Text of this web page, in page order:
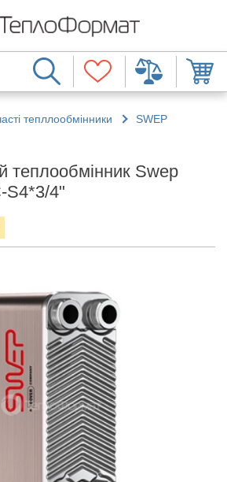
тепллообмінники SWEP
теплообмінник Swep
S4*3/4"